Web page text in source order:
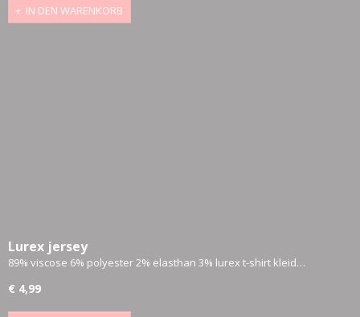
IN DEN WARENKORB
Lurex jersey
89% viscose 6% polyester 2% elasthan 3% lurex t-shirt kleid…
€ 4,99